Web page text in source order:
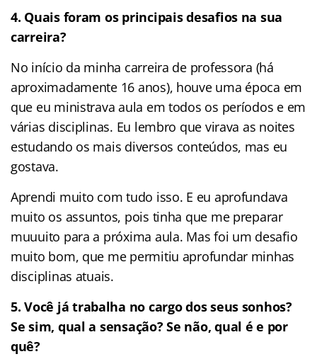
4. Quais foram os principais desafios na sua
carreira?
No início da minha carreira de professora (há
aproximadamente 16 anos), houve uma época em
que eu ministrava aula em todos os períodos e em
várias disciplinas. Eu lembro que virava as noites
estudando os mais diversos conteúdos, mas eu
gostava.
Aprendi muito com tudo isso. E eu aprofundava
muito os assuntos, pois tinha que me preparar
muuuito para a próxima aula. Mas foi um desafio
muito bom, que me permitiu aprofundar minhas
disciplinas atuais.
5.Você já trabalha no cargo dos seus sonhos?
Se sim, qual a sensação? Se não, qual é e por
quê?